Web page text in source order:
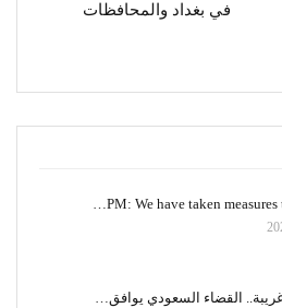
في بغداد والمحافظات
PM: We have taken measures
القضاء السعودي يوافق…